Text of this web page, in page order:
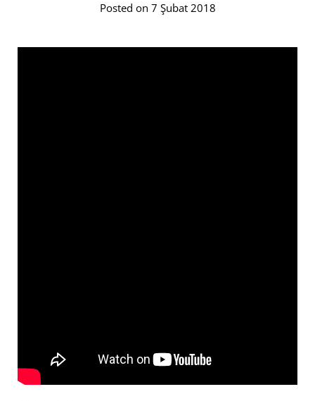
Posted on 7 Şubat 2018